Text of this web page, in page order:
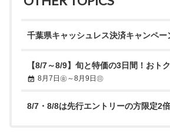
千葉県キャッシュレス決済キャンペー
【8/7～8/9】旬と特価の3日間！おト
8月7日㊎～8月9日㊐
8/7・8/8は先行エントリーの方限定2